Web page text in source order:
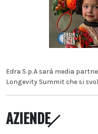
Edra S.p.A sarà media
Longevity Summit che si
AZIENDE